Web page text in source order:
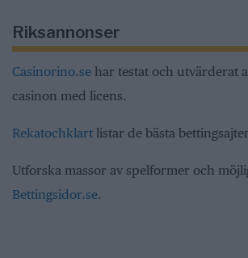
Riksannonser
Casinorino.se har testat och utvärderat
casinon med licens.
Rekatochklart listar de bästa
Utforska massor av spelformer och
Bettingsidor.se.